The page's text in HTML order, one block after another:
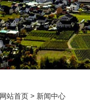
网站首页 > 新闻中心